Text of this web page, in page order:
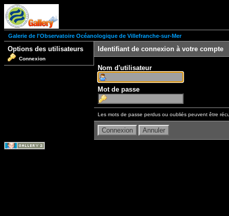
Galerie de l'Observatoire Océanologique de Villefranche-sur-Mer
Options des utilisateurs
Connexion
Identifiant de connexion à votre compte
Nom d'utilisateur
Mot de passe
Les mots de passe perdus ou oubliés peuvent être